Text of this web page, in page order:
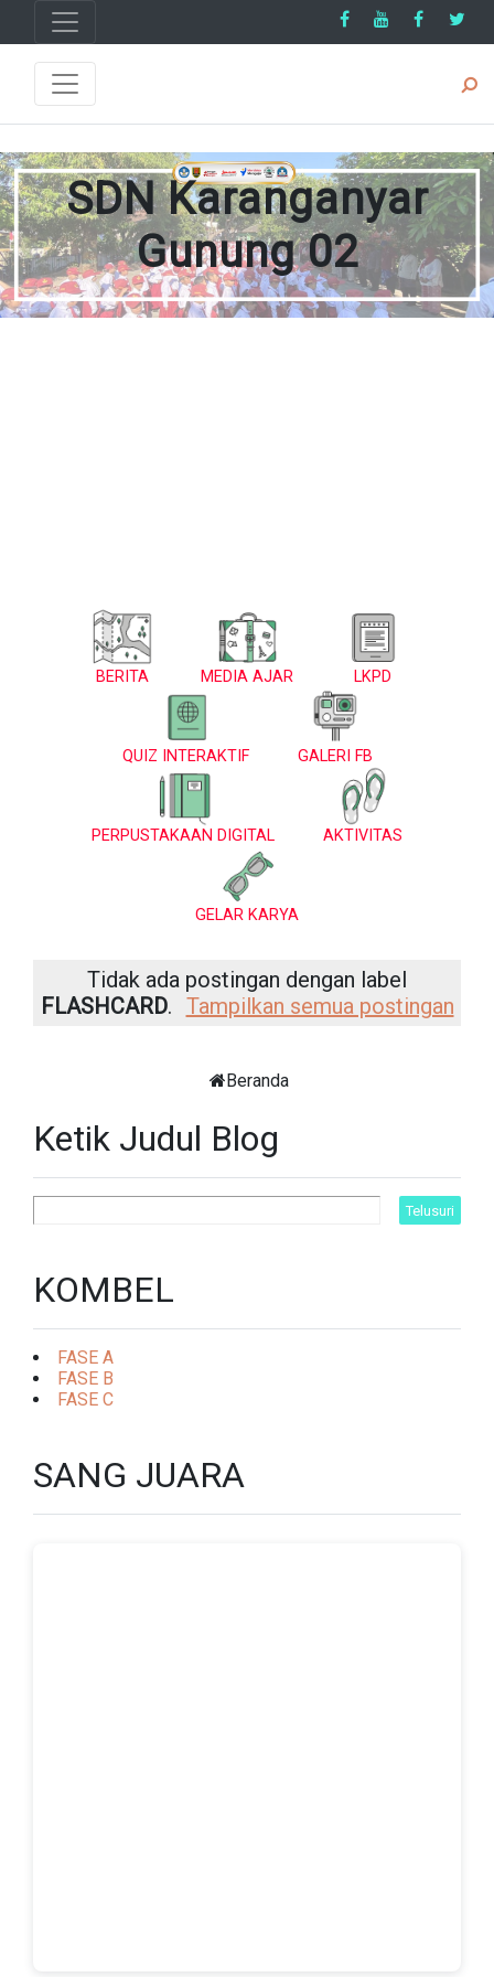
SDN Karanganyar
Gunung 02
BERITA MEDIA AJAR LKPD
QUIZ INTERAKTIF GALERI FB
PERPUSTAKAAN DIGITAL AKTIVITAS
GELAR KARYA
Tidak ada postingan dengan label
FLASHCARD. Tampilkan semua postingan
Beranda
Ketik Judul Blog
KOMBEL
FASE A
FASE B
FASE C
SANG JUARA